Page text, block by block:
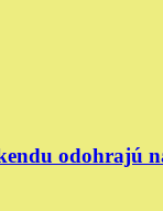
odohrajú